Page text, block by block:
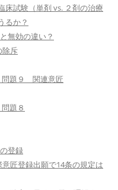
床試験（単剤 vs. ２剤の治療
るか？
無効の違い？
斥
題９ 関連意匠
題８
登録
匠登録出願で14条の規定は